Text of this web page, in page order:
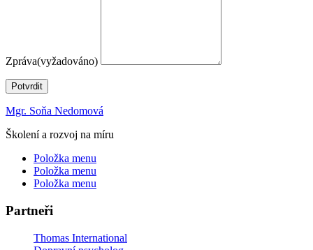
Zpráva(vyžadováno)
Potvrdit
Mgr. Soňa Nedomová
Školení a rozvoj na míru
Položka menu
Položka menu
Položka menu
Partneři
Thomas International